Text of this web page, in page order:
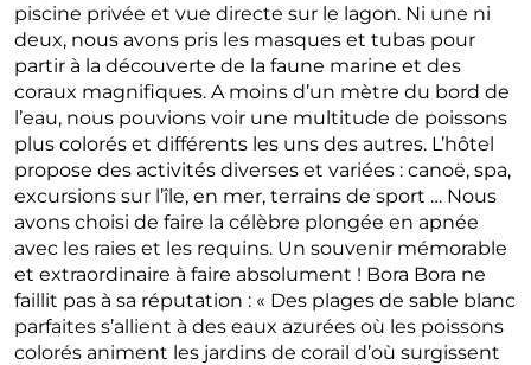
piscine privée et vue directe sur le lagon. Ni une ni
deux, nous avons pris les masques et tubas pour
partir à la découverte de la faune marine et des
coraux magnifiques. A moins d’un mètre du bord de
l’eau, nous pouvions voir une multitude de poissons
plus colorés et différents les uns des autres. L’hôtel
propose des activités diverses et variées : canoë, spa,
excursions sur l’île, en mer, terrains de sport … Nous
avons choisi de faire la célèbre plongée en apnée
avec les raies et les requins. Un souvenir mémorable
et extraordinaire à faire absolument ! Bora Bora ne
faillit pas à sa réputation : « Des plages de sable blanc
parfaites s’allient à des eaux azurées où les poissons
colorés animent les jardins de corail d’où surgissent